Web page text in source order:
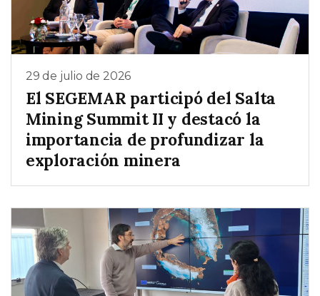
29 de julio de 2026
El SEGEMAR participó del Salta
Mining Summit II y destacó la
importancia de profundizar la
exploración minera